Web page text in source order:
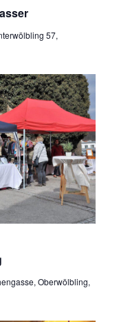
57,
Oberwölbling,